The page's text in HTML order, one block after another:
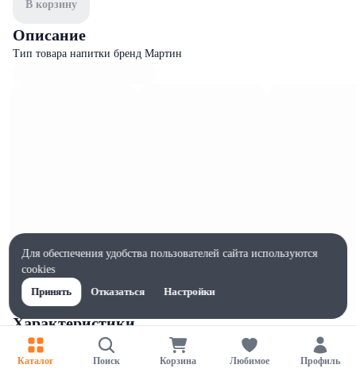
В корзину
Описание
Тип товара напитки бренд Мартин
Характеристики
Ширина, мм
65
Каталог Поиск Корзина Любимое Профиль
Для обеспечения удобства пользователей сайта используются
cookies
Принять
Отказаться Настройки